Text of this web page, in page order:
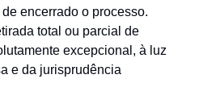
encerrado o processo.
total ou parcial de
excepcional, à luz
e da jurisprudência